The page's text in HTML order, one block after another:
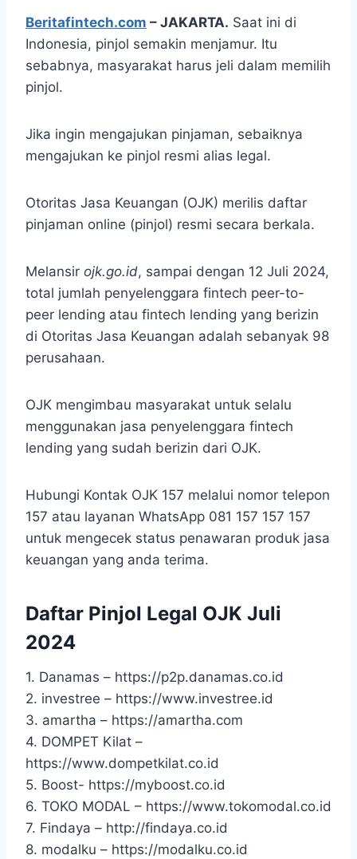
Beritafintech.com – JAKARTA. Saat ini di
Indonesia, pinjol semakin menjamur. Itu
sebabnya, masyarakat harus jeli dalam memilih
pinjol.
Jika ingin mengajukan pinjaman, sebaiknya
mengajukan ke pinjol resmi alias legal.
Otoritas Jasa Keuangan (OJK) merilis daftar
pinjaman online (pinjol) resmi secara berkala.
Melansir ojk.go.id, sampai dengan 12 Juli 2024,
total jumlah penyelenggara fintech peer-t​o-
peer lending atau fintech lending yang berizin
di Otoritas Jasa Keuangan adalah sebanyak 98
perusahaan.
OJK mengimbau masyarakat untuk selalu ​
menggunakan jasa pe​nyelenggara fintech
lending yang sudah berizin dari OJK.
Hubungi Kontak OJK 157 melalui nomor telepon
157 atau layanan WhatsApp 081 157 157 157
untuk mengecek status penawaran produk jasa
keuangan yang anda terima.
Daftar Pinjol Legal OJK Juli
2024
1. Danamas – https://p2p.danamas.co.id
2. investree – https://www.investree.id
3. amartha – https://amartha.com
4. DOMPET Kilat –
https://www.dompetkilat.co.id
5. Boost- https://myboost.co.id
6. TOKO MODAL – https://www.tokomodal.co.id
7. Findaya – http://findaya.co.id
8. modalku – https://modalku.co.id